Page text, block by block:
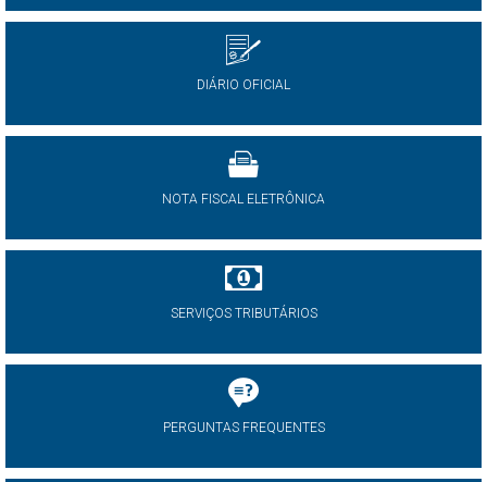
DIÁRIO OFICIAL
NOTA FISCAL ELETRÔNICA
SERVIÇOS TRIBUTÁRIOS
PERGUNTAS FREQUENTES